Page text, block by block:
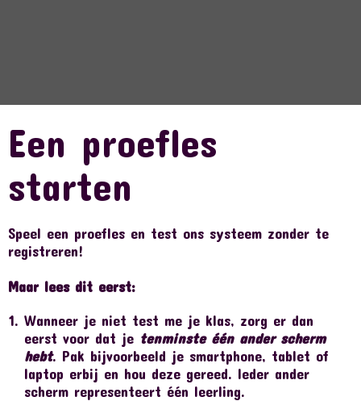
Een proefles
starten
Speel een proefles en test ons systeem zonder te
registreren!
Maar lees dit eerst:
Wanneer je niet test me je klas, zorg er dan
eerst voor dat je tenminste één ander scherm
hebt. Pak bijvoorbeeld je smartphone, tablet of
laptop erbij en hou deze gereed. Ieder ander
scherm representeert één leerling.